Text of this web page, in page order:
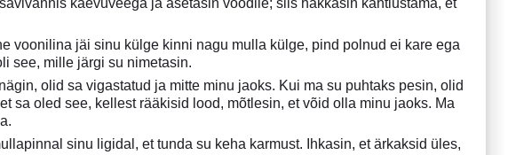
kaevuveega ja asetasin voodile; siis hakkasin kahtlustama, et
voonilina jäi sinu külge kinni nagu mulla külge, pind polnud ei kare ega
see, mille järgi su nimetasin.
olid sa vigastatud ja mitte minu jaoks. Kui ma su puhtaks pesin, olid
sa oled see, kellest rääkisid lood, mõtlesin, et võid olla minu jaoks. Ma
sinu ligidal, et tunda su keha karmust. Ihkasin, et ärkaksid üles,